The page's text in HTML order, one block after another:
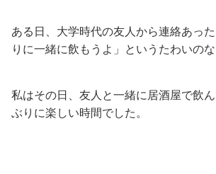
ある日、大学時代の友人から連絡あっ
りに一緒に飲もうよ」というたわいのな
私はその日、友人と一緒に居酒屋で飲
ぶりに楽しい時間でした。